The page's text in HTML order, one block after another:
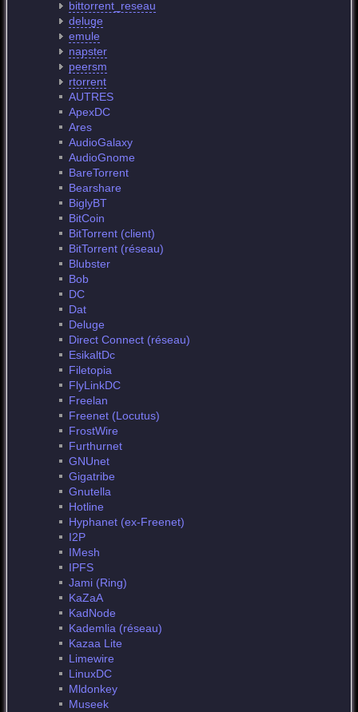
bittorrent_reseau
deluge
emule
napster
peersm
rtorrent
AUTRES
ApexDC
Ares
AudioGalaxy
AudioGnome
BareTorrent
Bearshare
BiglyBT
BitCoin
BitTorrent (client)
BitTorrent (réseau)
Blubster
Bob
DC
Dat
Deluge
Direct Connect (réseau)
EsikaltDc
Filetopia
FlyLinkDC
Freelan
Freenet (Locutus)
FrostWire
Furthurnet
GNUnet
Gigatribe
Gnutella
Hotline
Hyphanet (ex-Freenet)
I2P
IMesh
IPFS
Jami (Ring)
KaZaA
KadNode
Kademlia (réseau)
Kazaa Lite
Limewire
LinuxDC
Mldonkey
Museek